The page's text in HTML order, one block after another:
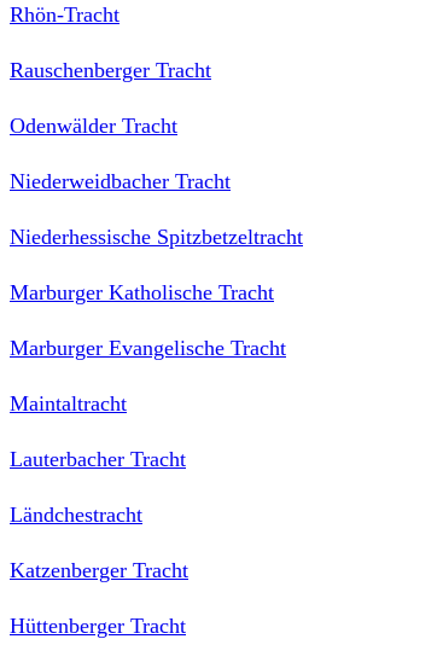
Rhön-Tracht
Rauschenberger Tracht
Odenwälder Tracht
Niederweidbacher Tracht
Niederhessische Spitzbetzeltracht
Marburger Katholische Tracht
Marburger Evangelische Tracht
Maintaltracht
Lauterbacher Tracht
Ländchestracht
Katzenberger Tracht
Hüttenberger Tracht